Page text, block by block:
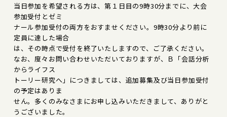
当日参加を希望される方は、第１日目の9時30分までに、大会
参加受付とゼミ
ナール参加受付の両方をおすませください。9時30分より前に
定員に達した場合
は、その時点で受付を終了いたしますので、ご了承ください。
なお、度々お問い合わせいただいておりますが、Ｂ「会話分析
からライフス
トーリー研究へ」につきましては、追加募集及び当日参加受付
の予定はありま
せん。多くのみなさまにお申し込みいただきまして、ありがと
うございました。